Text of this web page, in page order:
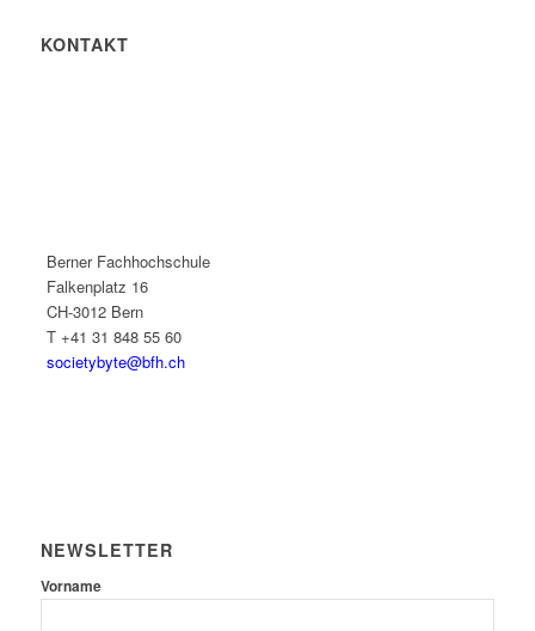
KONTAKT
Berner Fachhochschule
Falkenplatz 16
CH-3012 Bern
T +41 31 848 55 60
societybyte@bfh.ch
NEWSLETTER
Vorname